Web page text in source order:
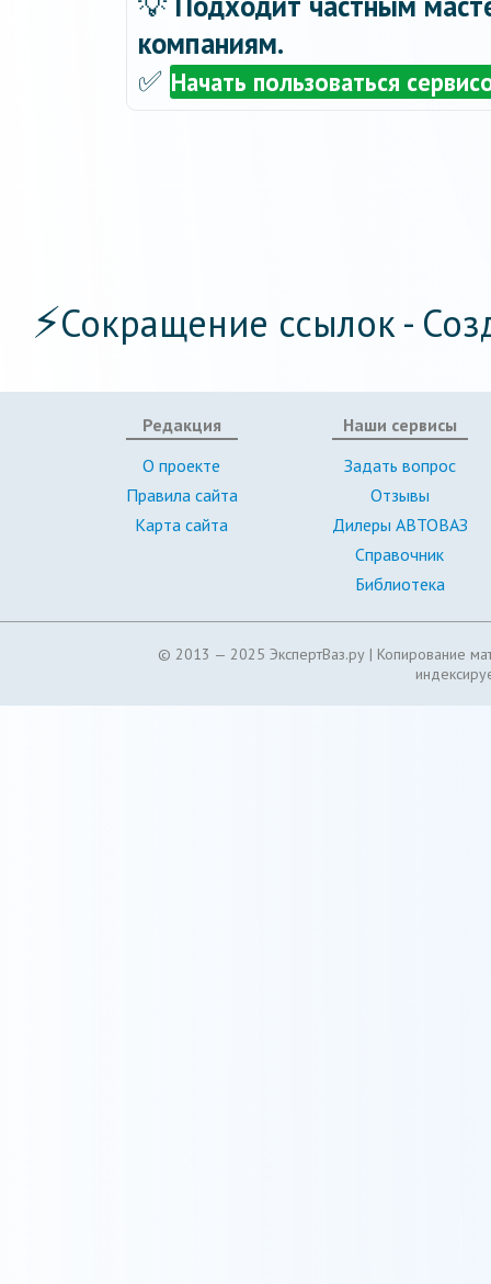
компаниям.
✅ Начать пользоваться
⚡Сокращение ссылок -
Редакция
О проекте
Правила сайта
Карта сайта
Наши сервисы
Задать вопрос
Отзывы
Дилеры АВТОВАЗ
Справочник
Библиотека
© 2013 — 2025 ЭкспертВаз.ру | Копирование